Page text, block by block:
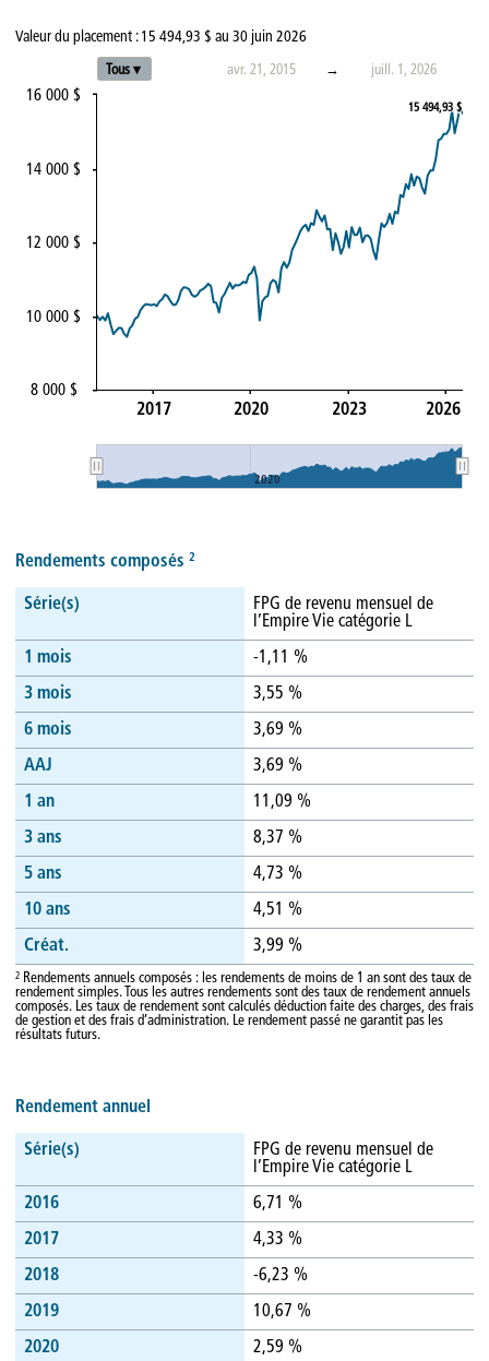
Valeur du placement : 15 494,93 $ au 30 juin 2026
15 494,93 $
15 494,93 $
2017 2020 2023 2026
2020
10 000 $
12 000 $
14 000 $
16 000 $
8 000 $
Tous ▾ avr. 21, 2015 → juill. 1, 2026
Rendements composés 2
Série(s)
FPG de revenu mensuel de
l’Empire Vie catégorie L
1 mois -1,11 %
3 mois 3,55 %
6 mois 3,69 %
AAJ 3,69 %
1 an 11,09 %
3 ans 8,37 %
5 ans 4,73 %
10 ans 4,51 %
Créat. 3,99 %
2 Rendements annuels composés : les rendements de moins de 1 an sont des taux de
rendement simples. Tous les autres rendements sont des taux de rendement annuels
composés. Les taux de rendement sont calculés déduction faite des charges, des frais
de gestion et des frais d’administration. Le rendement passé ne garantit pas les
résultats futurs.
Rendement annuel
Série(s)
FPG de revenu mensuel de
l’Empire Vie catégorie L
2016 6,71 %
2017 4,33 %
2018 -6,23 %
2019 10,67 %
2020 2,59 %